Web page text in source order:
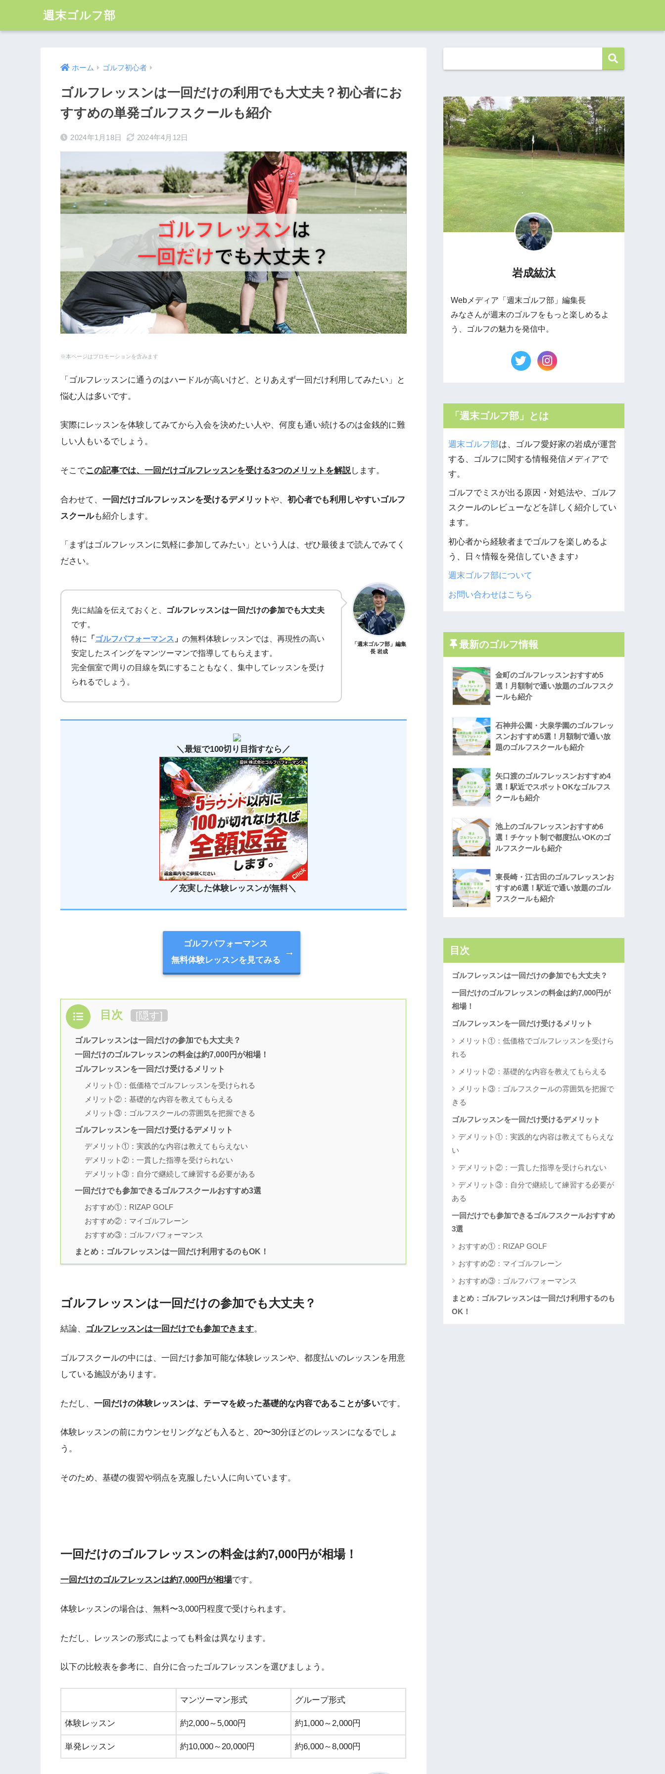
週末ゴルフ部
ホーム ゴルフ初心者
ゴルフレッスンは一回だけの利用でも大丈夫？初心者にお
すすめの単発ゴルフスクールも紹介
2024年1月18日 2024年4月12日
※本ページはプロモーションを含みます
「ゴルフレッスンに通うのはハードルが高いけど、とりあえず一回だけ利用してみたい」と
悩む人は多いです。
実際にレッスンを体験してみてから入会を決めたい人や、何度も通い続けるのは金銭的に難
しい人もいるでしょう。
そこでこの記事では、一回だけゴルフレッスンを受ける3つのメリットを解説します。
合わせて、 一回だけゴルフレッスンを受けるデメリットや、 初心者でも利用しやすいゴルフ
スクールも紹介します。
「まずはゴルフレッスンに気軽に参加してみたい」という人は、ぜひ最後まで読んでみてく
ださい。
先に結論を伝えておくと、
ゴルフレッスンは一回だけの参加でも大丈夫
です。
特に
「ゴルフパフォーマンス 」 の無料体験レッスンでは、再現性の高い
安定したスイングをマンツーマンで指導してもらえます。
完全個室で周りの目線を気にすることもなく、集中してレッスンを受け
られるでしょう。
「週末ゴルフ部」編集
長 岩成
＼最短で100切り目指すなら／
／充実した体験レッスンが無料＼
ゴルフパフォーマンス
無料体験レッスンを見てみる
目次 [隠す]
ゴルフレッスンは一回だけの参加でも大丈夫？
一回だけのゴルフレッスンの料金は約7,000円が相場！
ゴルフレッスンを一回だけ受けるメリット
メリット①：低価格でゴルフレッスンを受けられる
メリット②：基礎的な内容を教えてもらえる
メリット③：ゴルフスクールの雰囲気を把握できる
ゴルフレッスンを一回だけ受けるデメリット
デメリット①：実践的な内容は教えてもらえない
デメリット②：一貫した指導を受けられない
デメリット③：自分で継続して練習する必要がある
一回だけでも参加できるゴルフスクールおすすめ3選
おすすめ①：RIZAP GOLF
おすすめ②：マイゴルフレーン
おすすめ③：ゴルフパフォーマンス
まとめ：ゴルフレッスンは一回だけ利用するのもOK！
ゴルフレッスンは一回だけの参加でも大丈夫？
結論、 ゴルフレッスンは一回だけでも参加できます。
ゴルフスクールの中には、一回だけ参加可能な体験レッスンや、都度払いのレッスンを用意
している施設があります。
ただし、 一回だけの体験レッスンは、テーマを絞った基礎的な内容であることが多いです。
体験レッスンの前にカウンセリングなども入ると、20〜30分ほどのレッスンになるでしょ
う。
そのため、基礎の復習や弱点を克服したい人に向いています。
一回だけのゴルフレッスンの料金は約7,000円が相場！
一回だけのゴルフレッスンは約7,000円が相場です。
体験レッスンの場合は、無料〜3,000円程度で受けられます。
ただし、レッスンの形式によっても料金は異なります。
以下の比較表を参考に、自分に合ったゴルフレッスンを選びましょう。
マンツーマン形式 グループ形式
体験レッスン 約2,000～5,000円 約1,000～2,000円
単発レッスン 約10,000～20,000円 約6,000～8,000円
岩成紘汰
Webメディア「週末ゴルフ部」編集長
みなさんが週末のゴルフをもっと楽しめるよ
う、ゴルフの魅力を発信中。
「週末ゴルフ部」とは
週末ゴルフ部は、ゴルフ愛好家の岩成が運営
する、ゴルフに関する情報発信メディアで
す。
ゴルフでミスが出る原因・対処法や、ゴルフ
スクールのレビューなどを詳しく紹介してい
ます。
初心者から経験者までゴルフを楽しめるよ
う、日々情報を発信していきます♪
週末ゴルフ部について
お問い合わせはこちら
最新のゴルフ情報
金町のゴルフレッスンおすすめ5
選！月額制で通い放題のゴルフスク
ールも紹介
石神井公園・大泉学園のゴルフレッ
スンおすすめ5選！月額制で通い放
題のゴルフスクールも紹介
矢口渡のゴルフレッスンおすすめ4
選！駅近でスポットOKなゴルフス
クールも紹介
池上のゴルフレッスンおすすめ6
選！チケット制で都度払いOKのゴ
ルフスクールも紹介
東長崎・江古田のゴルフレッスンお
すすめ6選！駅近で通い放題のゴル
フスクールも紹介
目次
ゴルフレッスンは一回だけの参加でも大丈夫？
一回だけのゴルフレッスンの料金は約7,000円が
相場！
ゴルフレッスンを一回だけ受けるメリット
メリット①：低価格でゴルフレッスンを受けら
れる
メリット②：基礎的な内容を教えてもらえる
メリット③：ゴルフスクールの雰囲気を把握で
きる
ゴルフレッスンを一回だけ受けるデメリット
デメリット①：実践的な内容は教えてもらえな
い
デメリット②：一貫した指導を受けられない
デメリット③：自分で継続して練習する必要が
ある
一回だけでも参加できるゴルフスクールおすすめ
3選
おすすめ①：RIZAP GOLF
おすすめ②：マイゴルフレーン
おすすめ③：ゴルフパフォーマンス
まとめ：ゴルフレッスンは一回だけ利用するのも
OK！